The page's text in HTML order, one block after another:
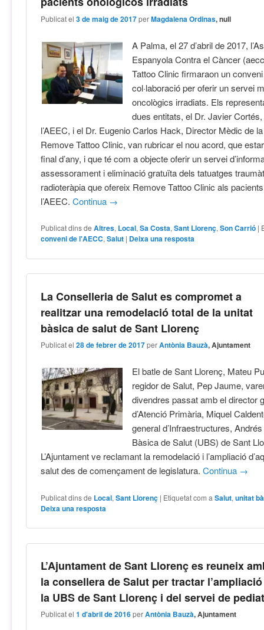
Publicat el3 de maig de 2017 perMagdalena Ordinas, null
A Palma, el 27 d’abril de 2017,
Espanyola Contra el Càncer
Tattoo Clinic firmaraon un
col·laboració per oferir un servei
oncològics irradiats. Els
dues entitats, el Dr. Javier
l’AEEC, i el Dr. Eugenio Carlos Hack, Director Mèdic de
Remove Tattoo Clinic, van rubricar el nou acord, que
final d’any, i que té com a objecte oferir un servei
assessorament i eliminació gratuïta dels tatuatges
radioteràpia que ofereix Remove Tattoo Clinic als
l’AEEC.Continua →
Publicat dins de Altres, Local,Sa Costa,Sant Llorenç,Son Carrió |
conveni de l'AECC,Salut | Deixa una resposta
La Conselleria de Salut es compromet a
realitzar una remodelació total de la unitat
bàsica de salut de Sant Llorenç
Publicat el28 de febrer de 2017 perAntònia Bauzà, Ajuntament
El batle de Sant Llorenç, Mateu
regidor de Salut, Pep Jaume,
divendres passat amb el director
d’Atenció Primària, Miquel
general d’Infraestructures,
Bàsica de Salut (UBS) de Sant
L’Ajuntament ve reclamant la remodelació i l’ampliació
salut des de començament de legislatura.Continua →
Publicat dins de Local,Sant Llorenç | Etiquetat com a Salut,unitat
Deixa una resposta
L’Ajuntament de Sant Llorenç es reuneix
la consellera de Salut per tractar
la UBS de Sant Llorenç i del servei de
Publicat el1 d'abril de 2016 perAntònia Bauzà, Ajuntament